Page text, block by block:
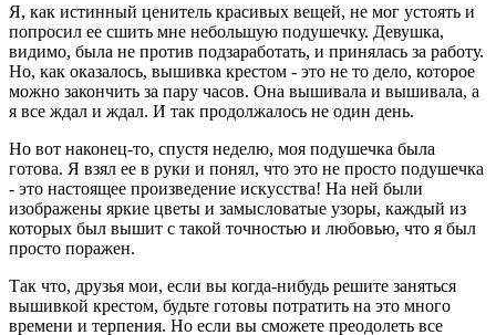
Я, как истинный ценитель красивых вещей, не мог устоять и
попросил ее сшить мне небольшую подушечку. Девушка,
видимо, была не против подзаработать, и принялась за работу.
Но, как оказалось, вышивка крестом - это не то дело, которое
можно закончить за пару часов. Она вышивала и вышивала, а
я все ждал и ждал. И так продолжалось не один день.
Но вот наконец-то, спустя неделю, моя подушечка была
готова. Я взял ее в руки и понял, что это не просто подушечка
- это настоящее произведение искусства! На ней были
изображены яркие цветы и замысловатые узоры, каждый из
которых был вышит с такой точностью и любовью, что я был
просто поражен.
Так что, друзья мои, если вы когда-нибудь решите заняться
вышивкой крестом, будьте готовы потратить на это много
времени и терпения. Но если вы сможете преодолеть все